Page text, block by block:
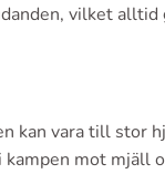
vilket
kan vara till stor
mot mjäll